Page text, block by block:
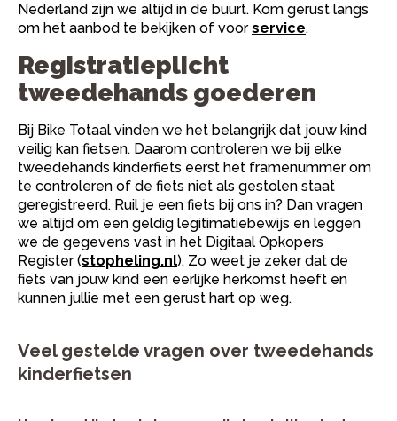
Nederland zijn we altijd in de buurt. Kom gerust langs
om het aanbod te bekijken of voorservice.
Registratieplicht
tweedehands goederen
Bij Bike Totaal vinden we het belangrijk dat jouw kind
veilig kan fietsen. Daarom controleren we bij elke
tweedehands kinderfiets eerst het framenummer om
te controleren of de fiets niet als gestolen staat
geregistreerd. Ruil je een fiets bij ons in? Dan vragen
we altijd om een geldig legitimatiebewijs en leggen
we de gegevens vast in het Digitaal Opkopers
Register (stopheling.nl). Zo weet je zeker dat de
fiets van jouw kind een eerlijke herkomst heeft en
kunnen jullie met een gerust hart op weg.
Veel gestelde vragen over tweedehands
kinderfietsen